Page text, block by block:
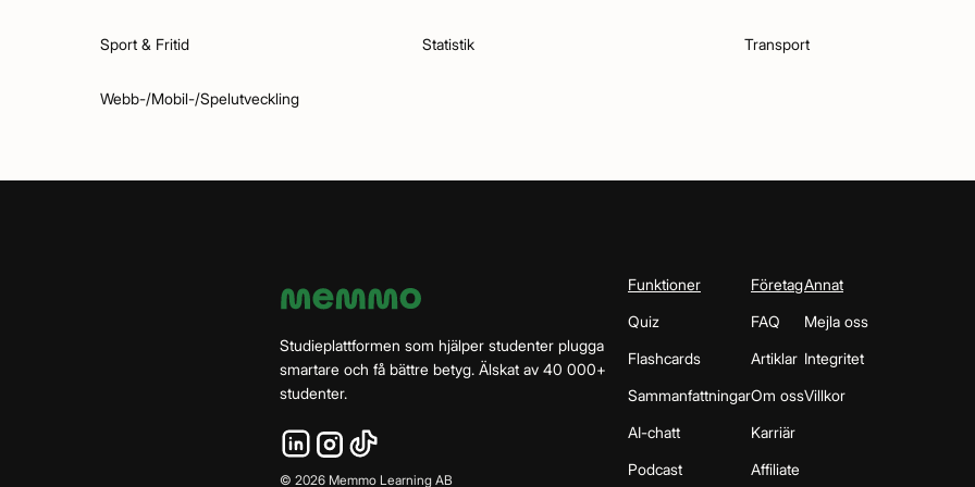
Sport & Fritid Statistik Transport
Webb-/Mobil-/Spelutveckling
Studieplattformen som hjälper studenter plugga
smartare och få bättre betyg. Älskat av 40 000+
studenter.
© 2026 Memmo Learning AB
Funktioner
Quiz
Flashcards
Sammanfattningar
AI-chatt
Podcast
Företag
FAQ
Artiklar
Om oss
Karriär
Affiliate
Annat
Mejla oss
Integritet
Villkor